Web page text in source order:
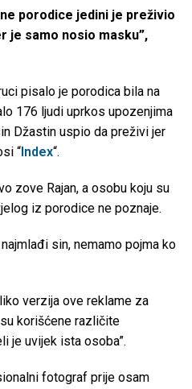
porodice jedini je preživio
je samo nosio masku”,
pisalo je porodica bila na
176 ljudi uprkos upozenjima
Džastin uspio da preživi jer
“ Index“.
zove Rajan, a osobu koju su
iz porodice ne poznaje.
sin, nemamo pojma ko
verzija ove reklame za
su korišćene različite
je uvijek ista osoba”.
fotograf prije osam